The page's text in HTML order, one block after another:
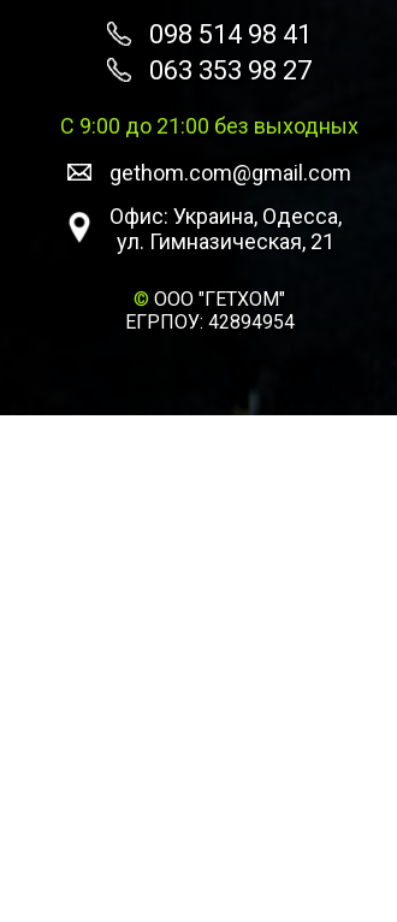
098 514 98 41
063 353 98 27
С 9:00 до 21:00 без выходных
gethom.com@gmail.com
Офис: Украина, Одесса,
ул. Гимназическая, 21
© ООО "ГЕТХОМ"
ЕГРПОУ: 42894954